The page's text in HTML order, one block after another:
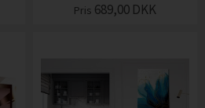
Pris 689,00 DKK